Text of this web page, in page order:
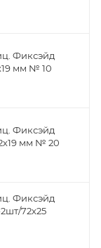
Фиксэйд
мм № 10
Фиксэйд
мм № 20
Фиксэйд
72х25